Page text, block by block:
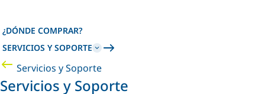
¿DÓNDE COMPRAR?
SERVICIOS Y SOPORTE
Servicios y Soporte
Servicios y Soporte